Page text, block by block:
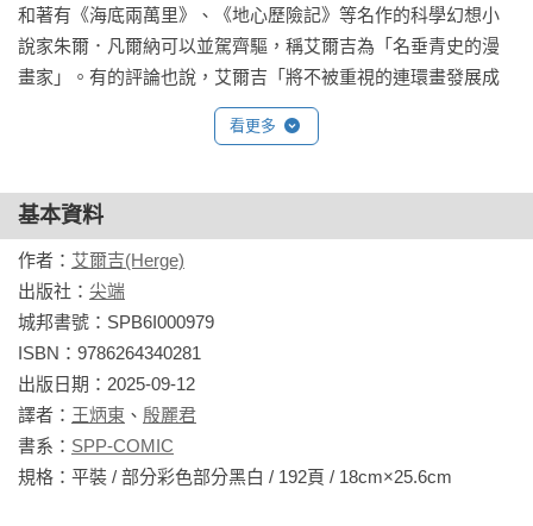
標的！
‧1979年，丁丁的50歲慶典。美國的現代藝術之王安迪．沃荷
特地為艾爾吉創作了一系列畫像。比利時郵局為此發行了紀念
郵票，丁丁博物館也舉辦了慶祝活動。
‧1982年，在作者艾爾吉的75歲生日時，比利時天文協會以他
之名為一顆新發現的行星命名，艾爾吉行星就位於火星和木星
之間。
‧法國前總統夏爾．戴高樂──「丁丁是我在國際上唯一的對
手」。他在記者會上回應記者詢問「請問晚上在床頭放著什麼
書？」，回答的正是《丁丁歷險記》！
‧國際名導史蒂芬．史匹柏──「我第一次讀到這本書，丁丁就
一直出現在我腦中！我們注定要合作。」他早在1983年就買下
和著有《海底兩萬里》、《地心歷險記》等名作的科學幻想小
說家朱爾．凡爾納可以並駕齊驅，稱艾爾吉為「名垂青史的漫
畫家」。有的評論也說，艾爾吉「將不被重視的連環畫發展成
了偉大的藝術，和電影並肩媲美」，說他是「兒童的良師益
友」。艾爾吉為漫畫奪得極高的榮譽，也為歐洲漫畫的發展做
看更多
基本資料
作者： 艾爾吉(Herge)
出版社： 尖端
城邦書號：SPB6I000979
ISBN：9786264340281
出版日期：2025-09-12
譯者： 王炳東 、 殷麗君
書系： SPP-COMIC